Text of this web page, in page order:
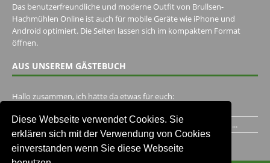
Diese Webseite verwendet Cookies. Sie
erklären sich mit der Verwendung von Cookies
einverstanden wenn Sie diese Webseite
Das benutzerfreundliche und moderne Outfit von Brullsen-
Hachmühlen Online ist auch für mobile Geräte wie iPhone und
Android optimiert. Die Seiten lassen sich im kompaktem Format
öffnen.
AUS UNSEREM GÄSTEBUCH
Hallo zusammen, ich hätte da etwas für euch:
Ich habe ein Jahr im Gasthaus Hugo Pape verbracht..Habe ihn...
Unser Gästebuch besuchen